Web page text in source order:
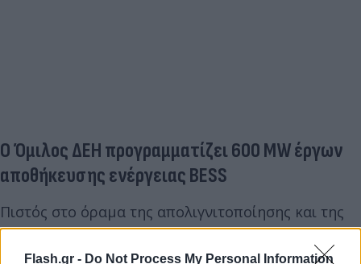
Flash.gr - Do Not Process My Personal Information
Ο Όμιλος ΔΕΗ προγραμματίζει 600 MW έργων
αποθήκευσης ενέργειας BESS
Πιστός στο όραμα της απολιγνιτοποίησης και της
ενεργειακής μετάβασης, ο Όμιλος ΔΕΗ καινοτομεί
υλοποιώντας έργα που διευκολύνουν τη διαχείριση